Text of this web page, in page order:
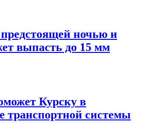
ночью и
выпасть до 15 мм
Курску в
транспортной системы